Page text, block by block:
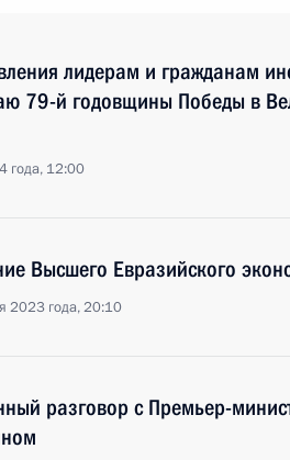
лидерам и гражданам
79-й годовщины Победы в
года, 12:00
Высшего Евразийского
2023 года, 20:10
разговор с Премьер-